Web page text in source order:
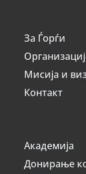
За Ѓорѓи
Мисија и
Контакт
Академија
Донирање